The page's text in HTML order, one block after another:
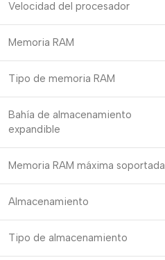
Velocidad del procesador
Memoria RAM
Tipo de memoria RAM
Bahía de almacenamiento
expandible
Memoria RAM máxima soportada
Almacenamiento
Tipo de almacenamiento